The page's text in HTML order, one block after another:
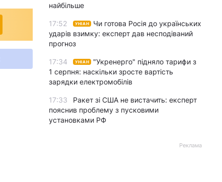
найбільше
17:52 УНІАН
Чи готова Росія до українських
ударів взимку: експерт дав несподіваний
прогноз
17:34 УНІАН
"Укренерго" підняло тарифи з
1 серпня: наскільки зросте вартість
зарядки електромобілів
17:33
Ракет зі США не вистачить: експерт
пояснив проблему з пусковими
установками РФ
Реклама